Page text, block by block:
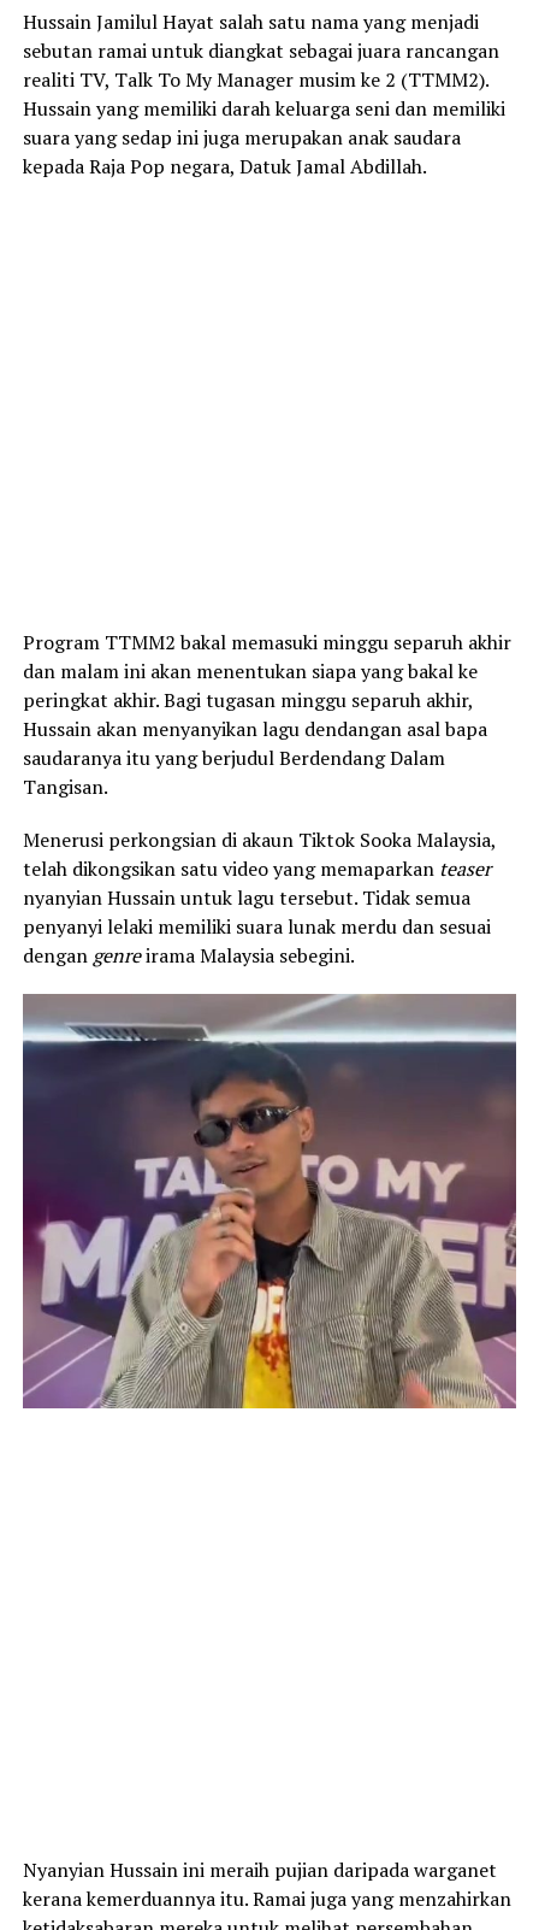
Hussain Jamilul Hayat salah satu nama yang menjadi
sebutan ramai untuk diangkat sebagai juara rancangan
realiti TV, Talk To My Manager musim ke 2 (TTMM2).
Hussain yang memiliki darah keluarga seni dan memiliki
suara yang sedap ini juga merupakan anak saudara
kepada Raja Pop negara, Datuk Jamal Abdillah.
Program TTMM2 bakal memasuki minggu separuh akhir
dan malam ini akan menentukan siapa yang bakal ke
peringkat akhir. Bagi tugasan minggu separuh akhir,
Hussain akan menyanyikan lagu dendangan asal bapa
saudaranya itu yang berjudul Berdendang Dalam
Tangisan.
Menerusi perkongsian di akaun Tiktok Sooka Malaysia,
telah dikongsikan satu video yang memaparkan teaser
nyanyian Hussain untuk lagu tersebut. Tidak semua
penyanyi lelaki memiliki suara lunak merdu dan sesuai
dengan genreirama Malaysia sebegini.
Nyanyian Hussain ini meraih pujian daripada warganet
kerana kemerduannya itu. Ramai juga yang menzahirkan